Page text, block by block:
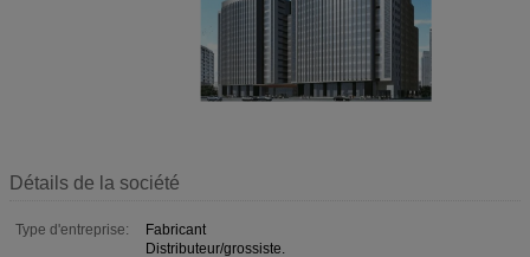
Détails de la société
Type d'entreprise:
Fabricant
Distributeur/grossiste.